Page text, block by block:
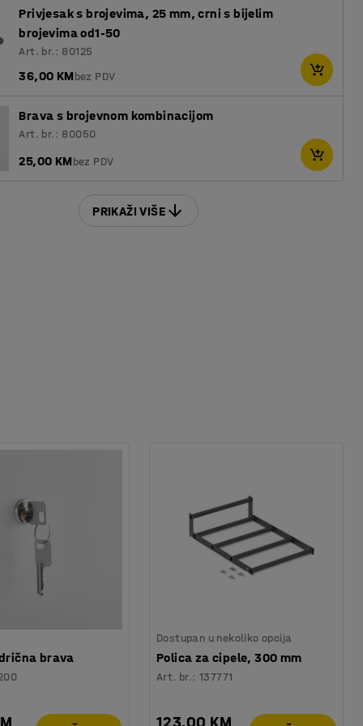
Privjesak s brojevima, 25 mm, crni s bijelim
brojevima od1-50
Art. br.: 80125
36,00 KMbez PDV
Brava s brojevnom kombinacijom
Art. br.: 80050
25,00 KMbez PDV
PRIKAŽI VIŠE
brava
Dostupan u nekoliko opcija
Polica za cipele, 300 mm
Art. br.:137771
123,00 KM